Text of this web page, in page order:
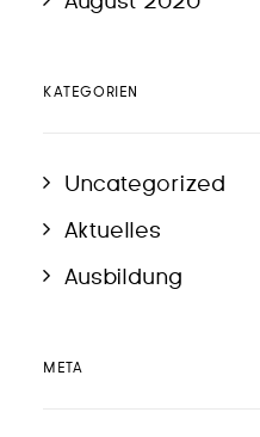
KATEGORIEN
Uncategorized
Aktuelles
Ausbildung
META